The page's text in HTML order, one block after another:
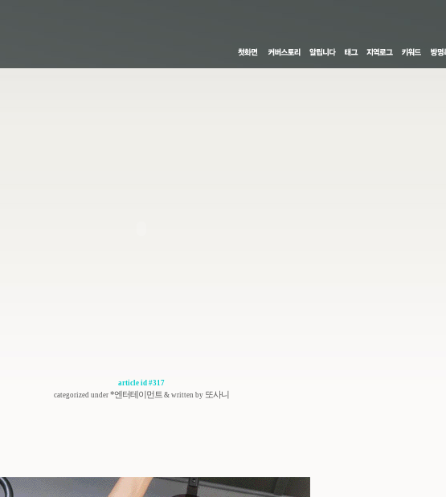
article id #317
categorized under *엔터테이먼트 & written by 또사니